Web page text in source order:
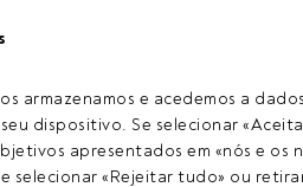
armazenamos e acedemos a
dispositivo. Se selecionar
apresentados em «nós e os
selecionar «Rejeitar tudo» ou